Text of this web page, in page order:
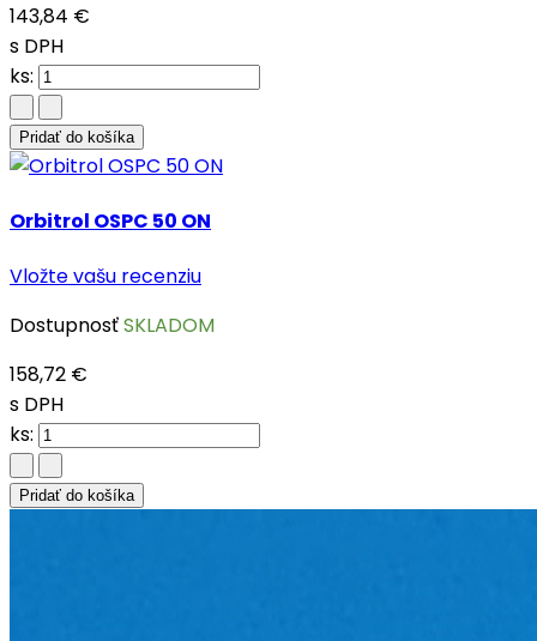
143,84 €
s DPH
ks:
Pridať do košíka
Orbitrol OSPC 50 ON
Vložte vašu recenziu
DostupnosťSKLADOM
158,72 €
s DPH
ks:
Pridať do košíka